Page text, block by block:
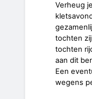
Verheug
tochten
tochten
aan dit
Een
wegens